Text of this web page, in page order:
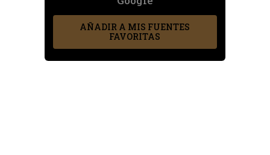
AÑADIR A MIS FUENTES
FAVORITAS